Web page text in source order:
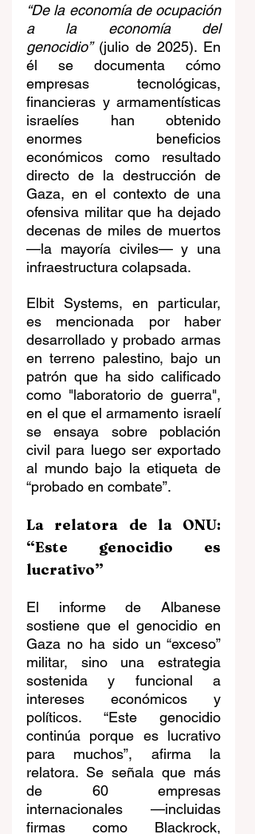
“De la economía de ocupación
a la economía del
genocidio” (julio de 2025). En
él se documenta cómo
empresas tecnológicas,
financieras y armamentísticas
israelíes han obtenido
enormes beneficios
económicos como resultado
directo de la destrucción de
Gaza, en el contexto de una
ofensiva militar que ha dejado
decenas de miles de muertos
—la mayoría civiles— y una
infraestructura colapsada.
Elbit Systems, en particular,
es mencionada por haber
desarrollado y probado armas
en terreno palestino, bajo un
patrón que ha sido calificado
como "laboratorio de guerra",
en el que el armamento israelí
se ensaya sobre población
civil para luego ser exportado
al mundo bajo la etiqueta de
“probado en combate”.
La relatora de la ONU:
“Este genocidio es
lucrativo”
El informe de Albanese
sostiene que el genocidio en
Gaza no ha sido un “exceso”
militar, sino una estrategia
sostenida y funcional a
intereses económicos y
políticos. “Este genocidio
continúa porque es lucrativo
para muchos”, afirma la
relatora. Se señala que más
de 60 empresas
internacionales —incluidas
firmas como Blackrock,